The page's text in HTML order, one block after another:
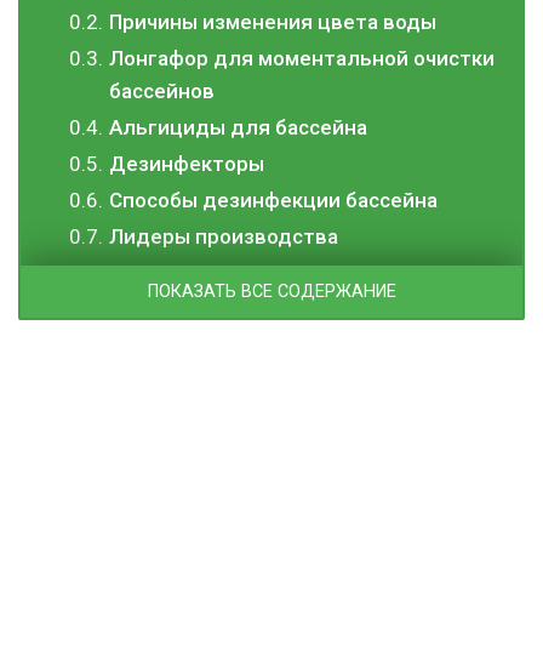
Причины изменения цвета воды
Лонгафор для моментальной очистки
бассейнов
Альгициды для бассейна
Дезинфекторы
Способы дезинфекции бассейна
Лидеры производства
ПОКАЗАТЬ ВСЕ СОДЕРЖАНИЕ